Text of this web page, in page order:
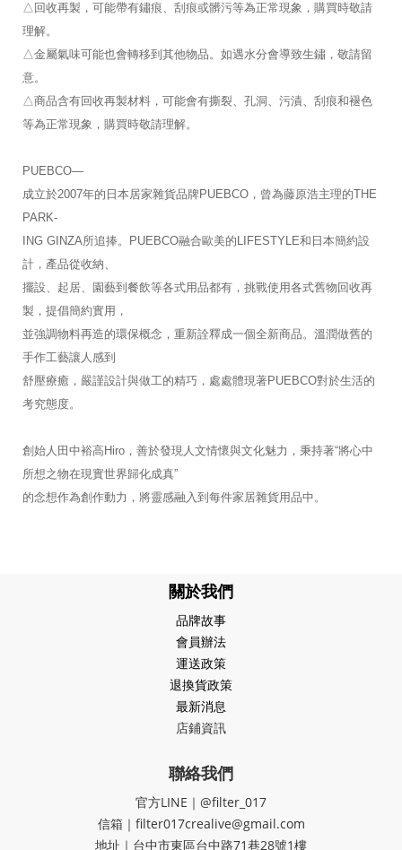
△回收再製，可能帶有鏽痕、刮痕或髒污等為正常現象，購買時敬請
理解。
△金屬氣味可能也會轉移到其他物品。如遇水分會導致生鏽，敬請留
意。
△商品含有回收再製材料，可能會有撕裂、孔洞、污漬、刮痕和褪色
等為正常現象，購買時敬請理解。
PUEBCO—
成立於2007年的日本居家雜貨品牌PUEBCO，曾為藤原浩主理的THE
PARK-
ING GINZA所追捧。PUEBCO融合歐美的LIFESTYLE和日本簡約設
計，產品從收納、
擺設、起居、園藝到餐飲等各式用品都有，挑戰使用各式舊物回收再
製，提倡簡約實用，
並強調物料再造的環保概念，重新詮釋成一個全新商品。溫潤做舊的
手作工藝讓人感到
舒壓療癒，嚴謹設計與做工的精巧，處處體現著PUEBCO對於生活的
考究態度。
創始人田中裕高Hiro，善於發現人文情懷與文化魅力，秉持著“將心中
所想之物在現實世界歸化成真”
的念想作為創作動力，將靈感融入到每件家居雜貨用品中。
關於我們
品牌故事
會員辦法
運送政策
退換貨政策
最新消息
店鋪資訊
聯絡我們
官方LINE｜@filter_017
信箱｜filter017crealive@gmail.com
地址｜​台中市東區台中路71巷28號1樓